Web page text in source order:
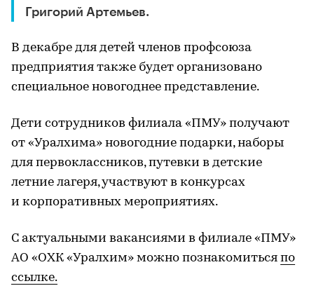
Григорий Артемьев.
В декабре для детей членов профсоюза
предприятия также будет организовано
специальное новогоднее представление.
Дети сотрудников филиала «ПМУ» получают
от «Уралхима» новогодние подарки, наборы
для первоклассников, путевки в детские
летние лагеря, участвуют в конкурсах
и корпоративных мероприятиях.
С актуальными вакансиями в филиале «ПМУ»
АО «ОХК «Уралхим» можно познакомиться по
ссылке.